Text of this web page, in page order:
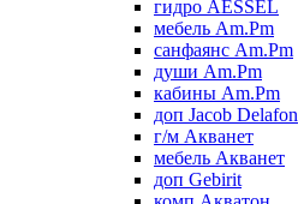
гидро AESSEL
мебель Am.Pm
санфаянс Am.Pm
души Am.Pm
кабины Am.Pm
доп Jacob Delafon
г/м Акванет
мебель Акванет
доп Gebirit